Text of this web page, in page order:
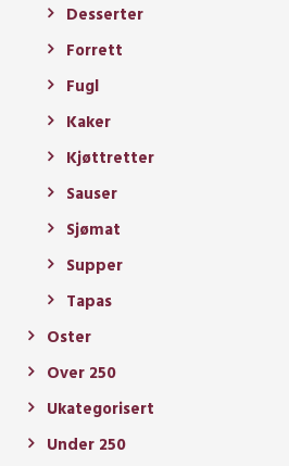
Desserter
Forrett
Fugl
Kaker
Kjøttretter
Sauser
Sjømat
Supper
Tapas
Oster
Over 250
Ukategorisert
Under 250